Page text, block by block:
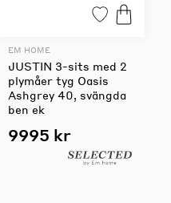
EM HOME
JUSTIN 3-sits med 2
plymåer tyg Oasis
Ashgrey 40, svängda
ben ek
9995 kr